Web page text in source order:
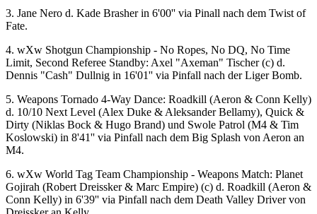
3. Jane Nero d. Kade Brasher in 6'00'' via Pinall nach dem Twist of
Fate.
4. wXw Shotgun Championship - No Ropes, No DQ, No Time
Limit, Second Referee Standby: Axel "Axeman" Tischer (c) d.
Dennis "Cash" Dullnig in 16'01'' via Pinfall nach der Liger Bomb.
5. Weapons Tornado 4-Way Dance: Roadkill (Aeron & Conn Kelly)
d. 10/10 Next Level (Alex Duke & Aleksander Bellamy), Quick &
Dirty (Niklas Bock & Hugo Brand) und Swole Patrol (M4 & Tim
Koslowski) in 8'41'' via Pinfall nach dem Big Splash von Aeron an
M4.
6. wXw World Tag Team Championship - Weapons Match: Planet
Gojirah (Robert Dreissker & Marc Empire) (c) d. Roadkill (Aeron &
Conn Kelly) in 6'39'' via Pinfall nach dem Death Valley Driver von